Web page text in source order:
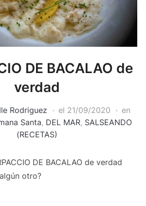
DE BACALAO de
verdad
Rodriguez el 21/09/2020
en
Santa, DEL MAR, SALSEANDO
(RECETAS)
DE BACALAO de verdad
otro?